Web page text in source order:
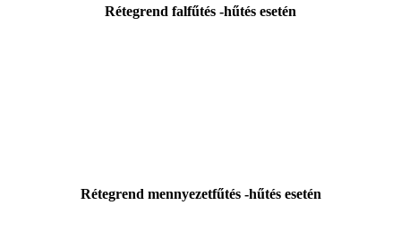
Rétegrend falfűtés -hűtés esetén
Rétegrend mennyezetfűtés -hűtés esetén